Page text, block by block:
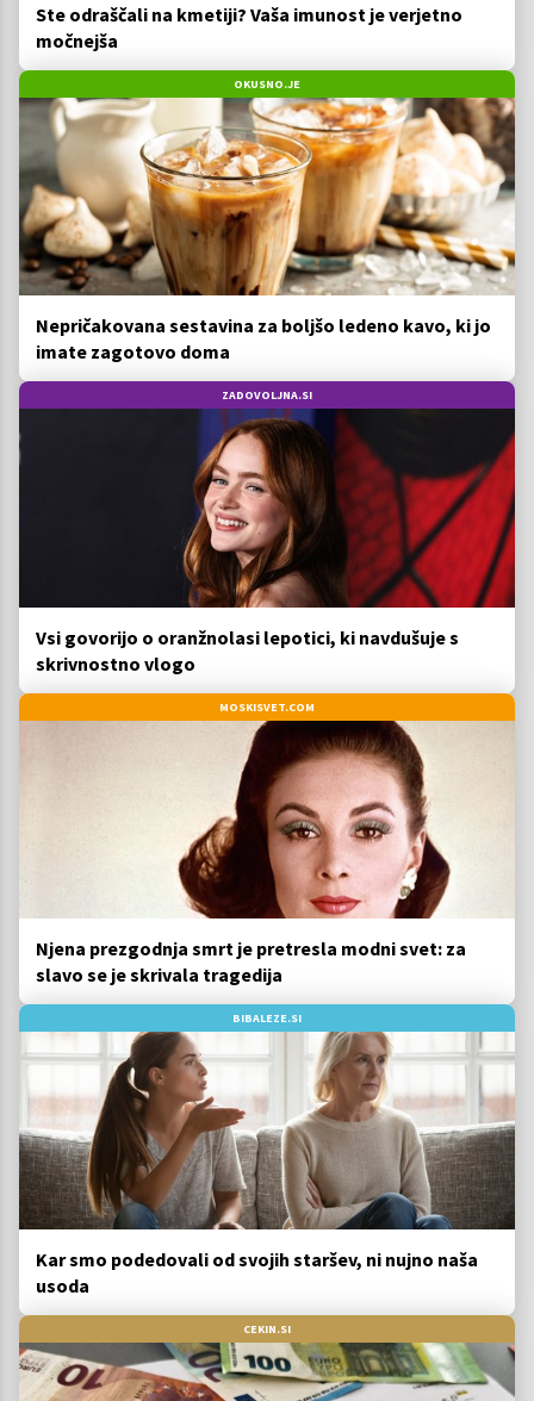
Ste odraščali na kmetiji? Vaša imunost je verjetno
močnejša
OKUSNO.JE
Nepričakovana sestavina za boljšo ledeno kavo, ki jo
imate zagotovo doma
ZADOVOLJNA.SI
Vsi govorijo o oranžnolasi lepotici, ki navdušuje s
skrivnostno vlogo
MOSKISVET.COM
Njena prezgodnja smrt je pretresla modni svet: za
slavo se je skrivala tragedija
BIBALEZE.SI
Kar smo podedovali od svojih staršev, ni nujno naša
usoda
CEKIN.SI